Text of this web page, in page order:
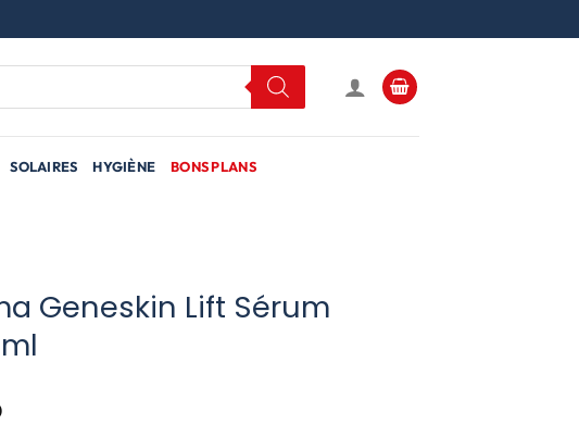
SOLAIRES HYGIÈNE BONS PLANS
Geneskin Lift Sérum